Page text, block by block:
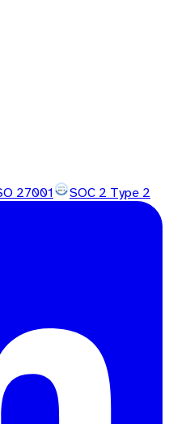
27001 SOC 2 Type 2